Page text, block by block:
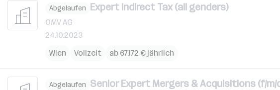
Abgelaufen Expert Indirect Tax (all genders)
OMV AG
24.10.2023
Wien
Vollzeit ab 67.172 € jährlich
Abgelaufen Senior Expert Mergers & Acquisitions (f/m/